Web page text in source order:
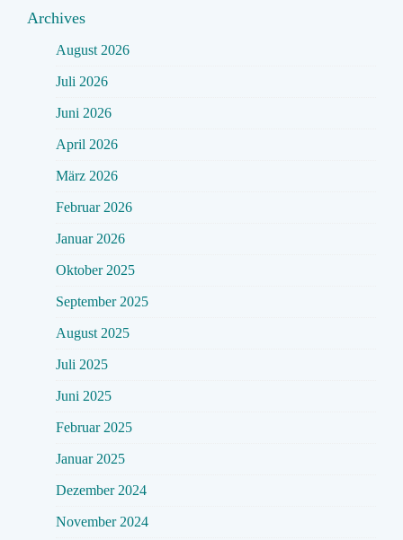
Archives
August 2026
Juli 2026
Juni 2026
April 2026
März 2026
Februar 2026
Januar 2026
Oktober 2025
September 2025
August 2025
Juli 2025
Juni 2025
Februar 2025
Januar 2025
Dezember 2024
November 2024